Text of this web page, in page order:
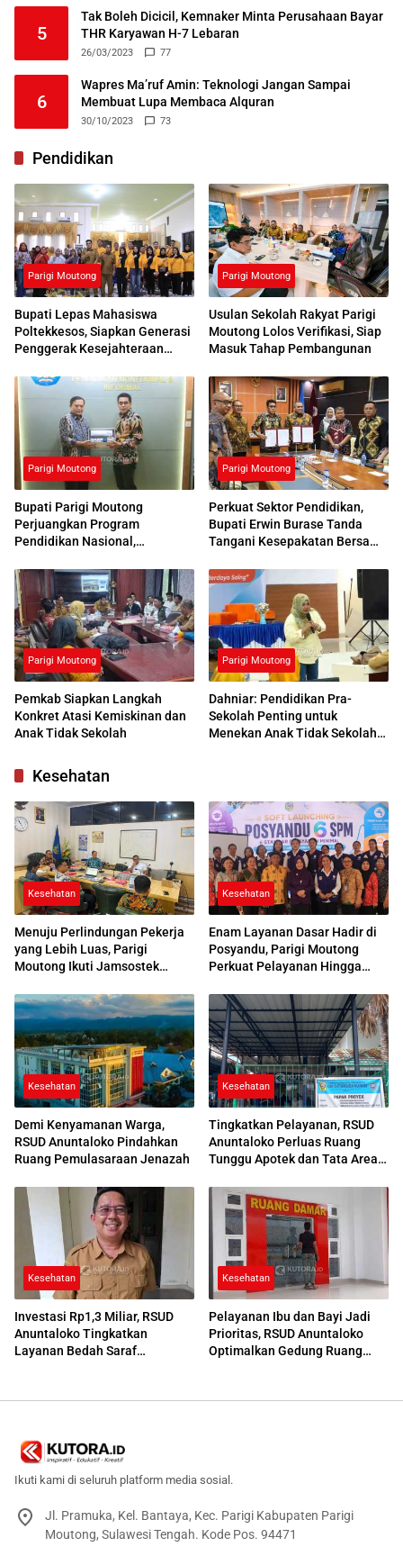
5
Tak Boleh Dicicil, Kemnaker Minta Perusahaan Bayar
THR Karyawan H-7 Lebaran
26/03/2023 77
6
Wapres Ma’ruf Amin: Teknologi Jangan Sampai
Membuat Lupa Membaca Alquran
30/10/2023 73
Pendidikan
Parigi Moutong
Bupati Lepas Mahasiswa
Poltekkesos, Siapkan Generasi
Penggerak Kesejahteraan
Parigi Moutong
Usulan Sekolah Rakyat Parigi
Moutong Lolos Verifikasi, Siap
Masuk Tahap Pembangunan
Parigi Moutong
Bupati Parigi Moutong
Perjuangkan Program
Pendidikan Nasional,
Respons Positif
Parigi Moutong
Perkuat Sektor Pendidikan,
Bupati Erwin Burase Tanda
Tangani Kesepakatan Bersama
Parigi Moutong
Pemkab Siapkan Langkah
Konkret Atasi Kemiskinan dan
Anak Tidak Sekolah
Parigi Moutong
Dahniar: Pendidikan Pra-
Sekolah Penting untuk
Menekan Anak Tidak Sekolah
Kesehatan
Kesehatan
Menuju Perlindungan Pekerja
yang Lebih Luas, Parigi
Moutong Ikuti Jamsostek
Kesehatan
Enam Layanan Dasar Hadir di
Posyandu, Parigi Moutong
Perkuat Pelayanan Hingga
Kesehatan
Demi Kenyamanan Warga,
RSUD Anuntaloko Pindahkan
Ruang Pemulasaraan Jenazah
Kesehatan
Tingkatkan Pelayanan, RSUD
Anuntaloko Perluas Ruang
Tunggu Apotek dan Tata Area
Kesehatan
Investasi Rp1,3 Miliar, RSUD
Anuntaloko Tingkatkan
Layanan Bedah Saraf
Kesehatan
Pelayanan Ibu dan Bayi Jadi
Prioritas, RSUD Anuntaloko
Optimalkan Gedung Ruang
Ikuti kami di seluruh platform media sosial.
Jl. Pramuka, Kel. Bantaya, Kec. Parigi Kabupaten Parigi
Moutong, Sulawesi Tengah. Kode Pos. 94471